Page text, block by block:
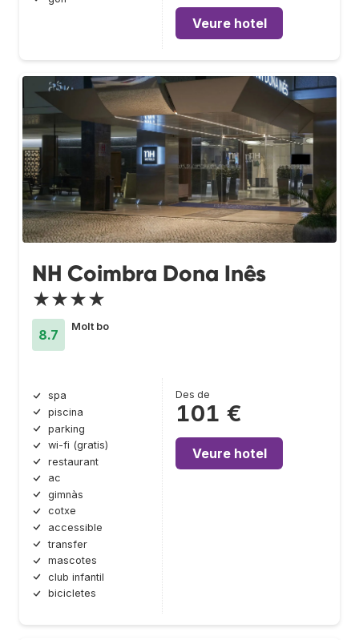
Veure hotel
NH Coimbra Dona Inês
★★★★
8.7
Molt bo
spa
piscina
parking
wi-fi (gratis)
restaurant
ac
gimnàs
cotxe
accessible
transfer
mascotes
club infantil
bicicletes
Des de
101 €
Veure hotel